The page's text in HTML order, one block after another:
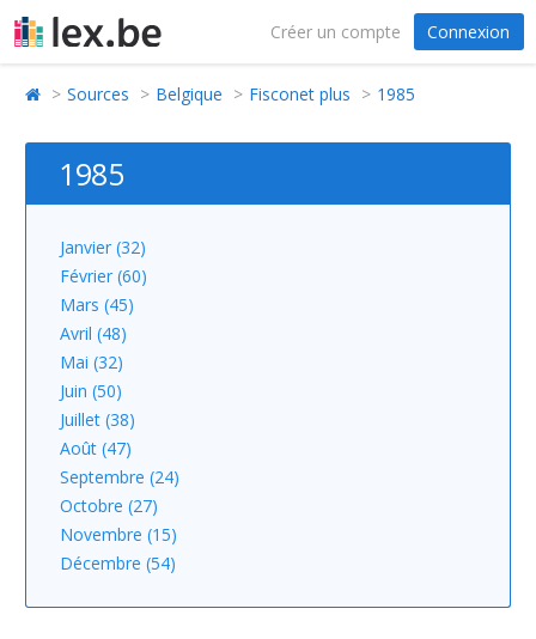
Créer un compte Connexion
Sources Belgique Fisconet plus 1985
1985
Janvier (32)
Février (60)
Mars (45)
Avril (48)
Mai (32)
Juin (50)
Juillet (38)
Août (47)
Septembre (24)
Octobre (27)
Novembre (15)
Décembre (54)